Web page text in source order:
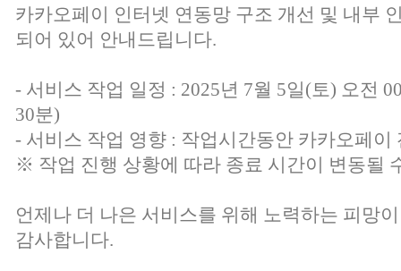
카카오페이 인터넷 연동망 구조 개선 및 내부
되어 있어 안내드립니다.
- 서비스 작업 일정 : 2025년 7월 5일(토) 오전
30분)
- 서비스 작업 영향 : 작업시간동안 카카오페이
※ 작업 진행 상황에 따라 종료 시간이 변동될
언제나 더 나은 서비스를 위해 노력하는 피망
감사합니다.